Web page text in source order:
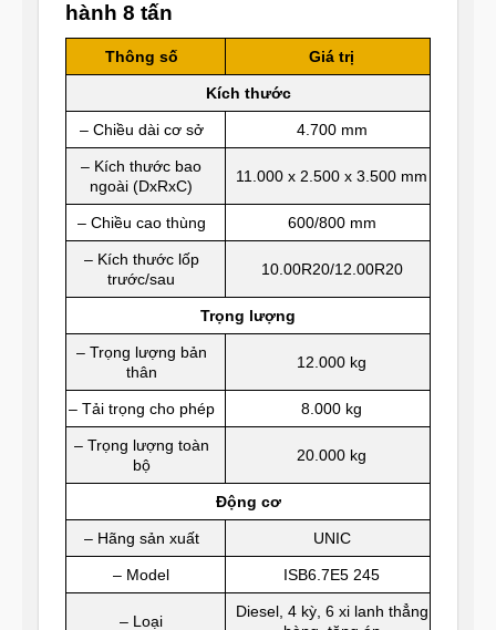
hành 8 tấn
Thông số Giá trị
Kích thước
– Chiều dài cơ sở 4.700 mm
– Kích thước bao
ngoài (DxRxC)
11.000 x 2.500 x 3.500 mm
– Chiều cao thùng 600/800 mm
– Kích thước lốp
trước/sau
10.00R20/12.00R20
Trọng lượng
– Trọng lượng bản
thân
12.000 kg
– Tải trọng cho phép 8.000 kg
– Trọng lượng toàn
bộ
20.000 kg
Động cơ
– Hãng sản xuất UNIC
– Model ISB6.7E5 245
– Loại
Diesel, 4 kỳ, 6 xi lanh thẳng